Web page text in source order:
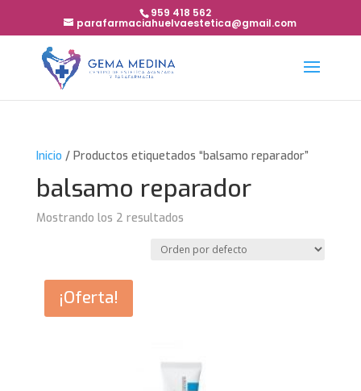
959 418 562
parafarmaciahuelvaestetica@gmail.com
Inicio / Productos etiquetados “balsamo reparador”
balsamo reparador
Mostrando los 2 resultados
¡Oferta!